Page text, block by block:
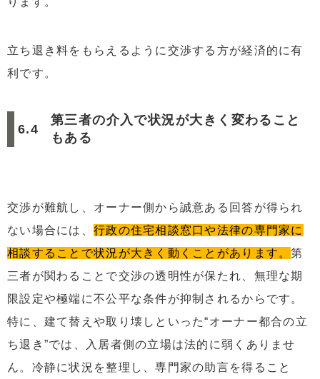
立ち退き料をもらえるように交渉する方が経済的に有
利です。
第三者の介入で状況が大きく変わること
もある
交渉が難航し、オーナー側から誠意ある回答が得られ
ない場合には、 行政の住宅相談窓口や法律の専門家に
相談することで状況が大きく動くことがあります。第
三者が関わることで交渉の透明性が保たれ、無理な期
限設定や極端に不公平な条件が抑制されるからです。
特に、建て替えや取り壊しといった“オーナー都合の立
ち退き”では、入居者側の立場は法的に弱くありませ
ん。冷静に状況を整理し、専門家の助言を得ること